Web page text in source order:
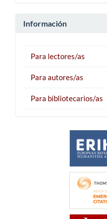
Información
Para lectores/as
Para autores/as
Para bibliotecarios/as